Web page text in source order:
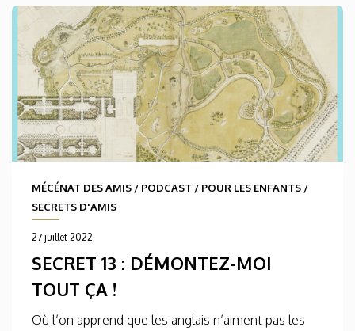
MÉCÉNAT DES AMIS / PODCAST / POUR LES ENFANTS /
SECRETS D'AMIS
27 juillet 2022
SECRET 13 : DÉMONTEZ-MOI
TOUT ÇA !
Où l’on apprend que les anglais n’aiment pas les